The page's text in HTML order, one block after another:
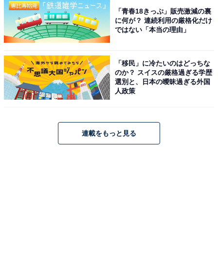
「青春18きっぷ」販売激減の裏
に何が？ 連続利用の厳格化だけ
ではない「本当の理由」
「移民」に冷たいのはどっちな
のか？ スイスの厳格過ぎる学歴
選別と、日本の曖昧過ぎる外国
人政策
連載をもっと見る